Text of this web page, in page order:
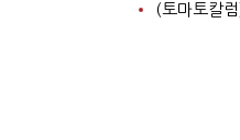
(토마토칼